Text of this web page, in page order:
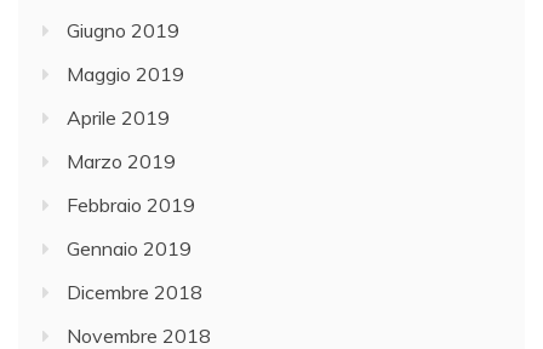
Giugno 2019
Maggio 2019
Aprile 2019
Marzo 2019
Febbraio 2019
Gennaio 2019
Dicembre 2018
Novembre 2018